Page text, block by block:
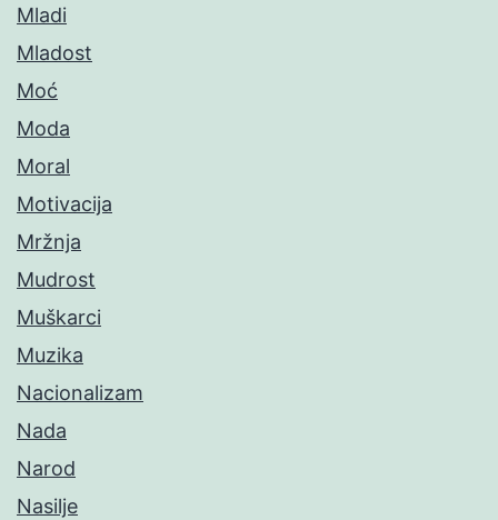
Mladi
Mladost
Moć
Moda
Moral
Motivacija
Mržnja
Mudrost
Muškarci
Muzika
Nacionalizam
Nada
Narod
Nasilje